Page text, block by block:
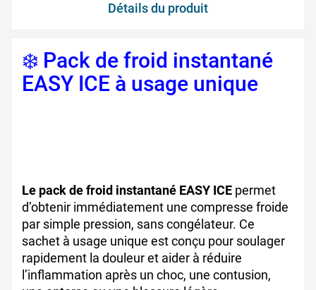
Détails du produit
❄️ Pack de froid instantané
EASY ICE à usage unique
Le pack de froid instantané EASY ICE permet
d’obtenir immédiatement une compresse froide
par simple pression, sans congélateur. Ce
sachet à usage unique est conçu pour soulager
rapidement la douleur et aider à réduire
l’inflammation après un choc, une contusion,